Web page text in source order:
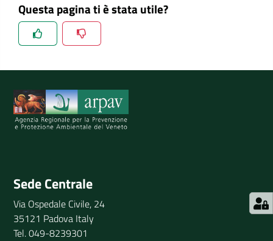
Questa pagina ti è stata utile?
Spiegaci perchè, e aiutaci a migliorare il servizio
Sede Centrale
Via Ospedale Civile, 24
35121 Padova Italy
Tel. 049-8239301